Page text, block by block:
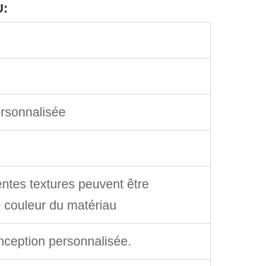
textures peuvent être
du matériau
personnalisée.